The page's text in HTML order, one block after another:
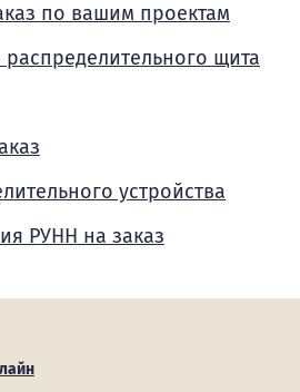
по вашим проектам
распределительного щита
устройства
РУНН на заказ